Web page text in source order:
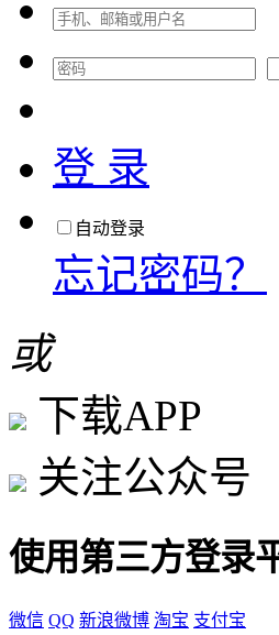
登 录
自动登录
忘记密码？
或
下载APP
关注公众号
使用第三方登录
微信 QQ 新浪微博 淘宝 支付宝